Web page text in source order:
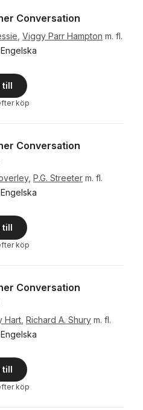
Conversation
Viggy Parr Hampton m. fl.
Engelska
till
köp
Conversation
, P.G. Streeter m. fl.
Engelska
till
köp
Conversation
Hart Richard A. Shury m. fl.
Engelska
till
köp